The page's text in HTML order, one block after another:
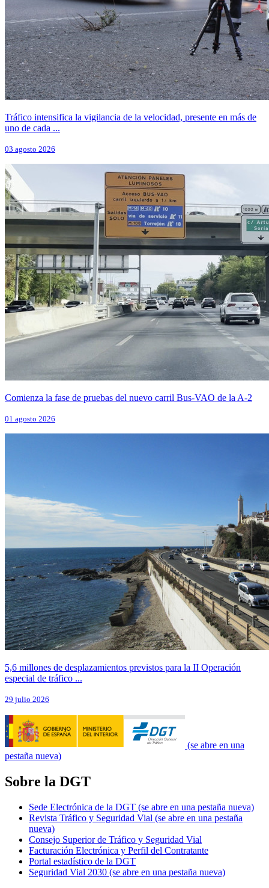
Tráfico intensifica la vigilancia de la velocidad, presente en más de
uno de cada ...
03 agosto 2026
Comienza la fase de pruebas del nuevo carril Bus-VAO de la A-2
01 agosto 2026
5,6 millones de desplazamientos previstos para la II Operación
especial de tráfico ...
29 julio 2026
(se abre en una
pestaña nueva)
Sobre la DGT
Sede Electrónica de la DGT (se abre en una pestaña nueva)
Revista Tráfico y Seguridad Vial (se abre en una pestaña
nueva)
Consejo Superior de Tráfico y Seguridad Vial
Facturación Electrónica y Perfil del Contratante
Portal estadístico de la DGT
Seguridad Vial 2030 (se abre en una pestaña nueva)